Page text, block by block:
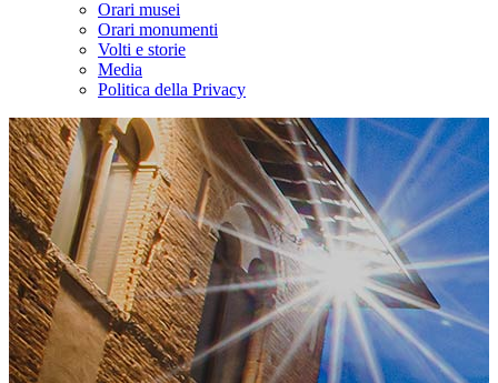
Orari musei
Orari monumenti
Volti e storie
Media
Politica della Privacy